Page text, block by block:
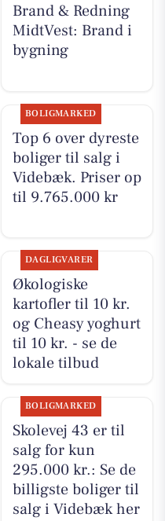
Brand & Redning
MidtVest: Brand i
bygning
BOLIGMARKED
Top 6 over dyreste
boliger til salg i
Videbæk. Priser op
til 9.765.000 kr
DAGLIGVARER
Økologiske
kartofler til 10 kr.
og Cheasy yoghurt
til 10 kr. - se de
lokale tilbud
BOLIGMARKED
Skolevej 43 er til
salg for kun
295.000 kr.: Se de
billigste boliger til
salg i Videbæk her